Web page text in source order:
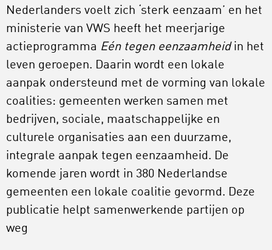
Nederlanders voelt zich ‘sterk eenzaam’ en het
ministerie van VWS heeft het meerjarige
actieprogramma Eén tegen eenzaamheid in het
leven geroepen. Daarin wordt een lokale
aanpak ondersteund met de vorming van lokale
coalities: gemeenten werken samen met
bedrijven, sociale, maatschappelijke en
culturele organisaties aan een duurzame,
integrale aanpak tegen eenzaamheid. De
komende jaren wordt in 380 Nederlandse
gemeenten een lokale coalitie gevormd. Deze
publicatie helpt samenwerkende partijen op
weg